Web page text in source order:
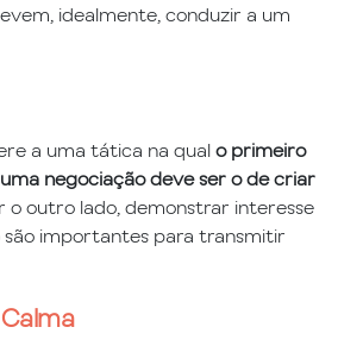
idealmente, conduzir a um
a uma tática na qual o primeiro
negociação deve ser o de criar
o outro lado, demonstrar interesse
importantes para transmitir